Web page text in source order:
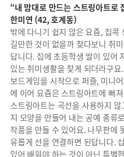
“내 맘대로 만드는 스트링아트로
한미연 (42, 호계동)
밖에 다니기 쉽지 않은 요즘, 집콕
길만한 것이 없을까 찾다보니 취
답니다. 집에 초등학생 딸이 있어
있는 취미생활을 찾게 되더라구
보드게임을 시작으로 퍼즐, 미니
에 이어 요즘은 스트링아트에 빠
스트링아트는 곡선을 사용하지
지 모양을 만들어 내는 공예 종류
작품을 만들 수 있어요. 나무판에
유롭게 선을 연결하면 된답니다.
있어 배워야 하는 것이 아닌 특별